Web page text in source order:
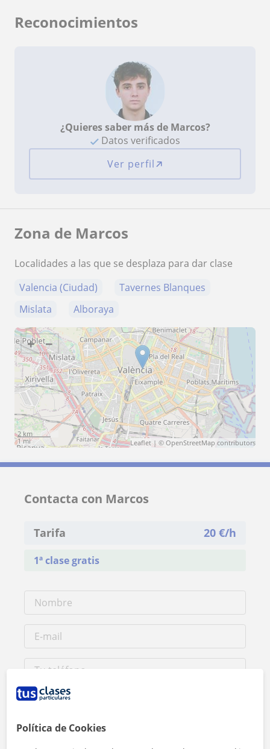
Reconocimientos
¿Quieres saber más de Marcos?
Datos verificados
Ver perfil
Zona de Marcos
Localidades a las que se desplaza para dar clase
Valencia (Ciudad)
Tavernes Blanques
Mislata
Alboraya
+ −
2 km
1 mi
Leaflet| © OpenStreetMap contributors
Contacta con Marcos
Tarifa 20 €/h
1ª clase gratis
Política de Cookies